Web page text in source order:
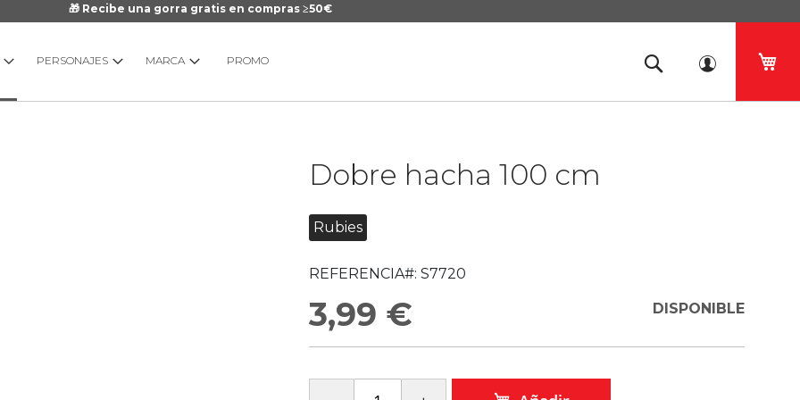
🎁 Recibe una gorra gratis en compras ≥50€
PERSONAJES MARCA PROMO
Dobre hacha 100 cm
Rubies
REFERENCIA#: S7720
3,99 € DISPONIBLE
imágenes